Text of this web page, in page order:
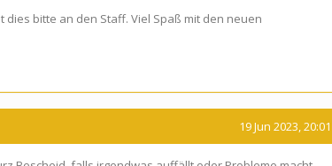
dies bitte an den Staff. Viel Spaß mit den neuen
19 Jun 2023, 20:01